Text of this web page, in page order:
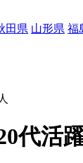
田県 山形県 福
代活